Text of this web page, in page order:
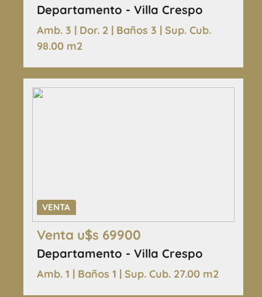
Departamento - Villa Crespo
Amb. 3 | Dor. 2 | Baños 3 | Sup. Cub.
98.00 m2
VENTA
Venta u$s 69900
Departamento - Villa Crespo
Amb. 1 | Baños 1 | Sup. Cub. 27.00 m2